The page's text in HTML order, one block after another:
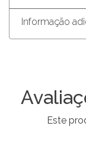
Informação
Este